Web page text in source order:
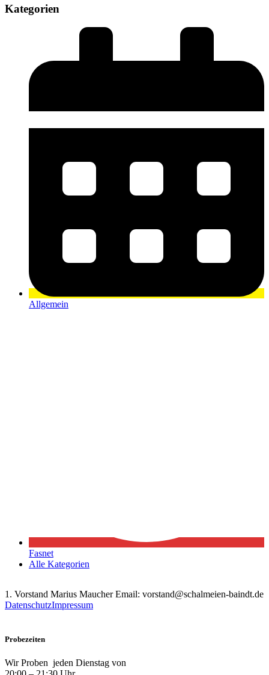
Kategorien
Allgemein
Fasnet
Alle Kategorien
1. Vorstand Marius Maucher Email: vorstand@schalmeien-baindt.de
DatenschutzImpressum
Probezeiten
Wir Proben jeden Dienstag von